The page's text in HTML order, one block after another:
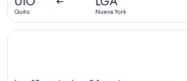
Quito Nueva York
Seleccionar vuelo de Delta, con salida el